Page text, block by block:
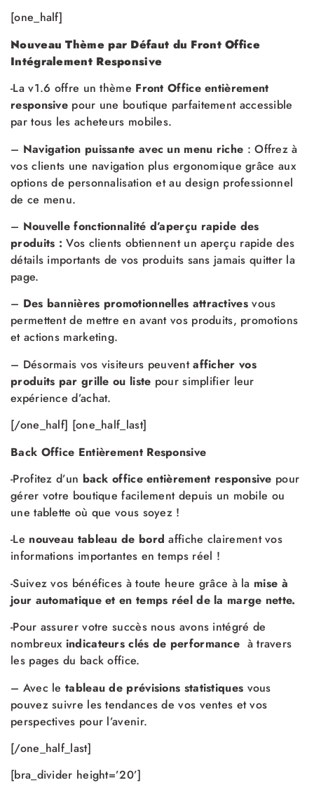
[one_half]
Nouveau Thème par Défaut du Front Office
Intégralement Responsive
-La v1.6 offre un thème Front Office entièrement
responsive pour une boutique parfaitement accessible
par tous les acheteurs mobiles.
– Navigation puissante avec un menu riche : Offrez à
vos clients une navigation plus ergonomique grâce aux
options de personnalisation et au design professionnel
de ce menu.
– Nouvelle fonctionnalité d’aperçu rapide des
produits :Vos clients obtiennent un aperçu rapide des
détails importants de vos produits sans jamais quitter la
page.
– Des bannières promotionnelles attractivesvous
permettent de mettre en avant vos produits, promotions
et actions marketing.
– Désormais vos visiteurs peuventafficher vos
produits par grille ou liste pour simplifier leur
expérience d’achat.
[/one_half] [one_half_last]
Back Office Entièrement Responsive
-Profitez d’un back office entièrement responsive pour
gérer votre boutique facilement depuis un mobile ou
une tablette où que vous soyez !
-Le nouveau tableau de bord affiche clairement vos
informations importantes en temps réel !
-Suivez vos bénéfices à toute heure grâce à la mise à
jour automatique et en temps réel de la marge nette.
-Pour assurer votre succès nous avons intégré de
nombreux indicateurs clés de performance à travers
les pages du back office.
– Avec le tableau de prévisions statistiques vous
pouvez suivre les tendances de vos ventes et vos
perspectives pour l’avenir.
[/one_half_last]
[bra_divider height=’20’]